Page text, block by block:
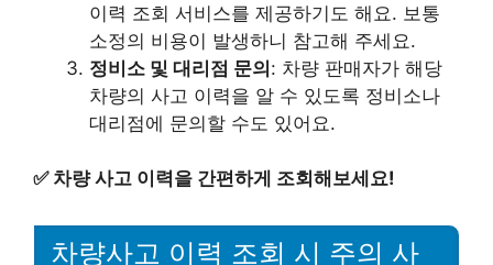
이력 조회 서비스를 제공하기도 해요. 보통
소정의 비용이 발생하니 참고해 주세요.
정비소 및 대리점 문의: 차량 판매자가 해당
차량의 사고 이력을 알 수 있도록 정비소나
대리점에 문의할 수도 있어요.
✅ 차량 사고 이력을 간편하게 조회해보세요!
차량사고 이력 조회 시 주의 사